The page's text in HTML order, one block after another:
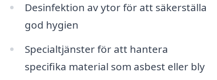
Desinfektion av ytor för att säkerställa
god hygien
Specialtjänster för att hantera
specifika material som asbest eller bly